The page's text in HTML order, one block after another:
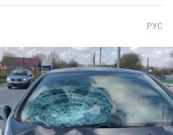
РУС